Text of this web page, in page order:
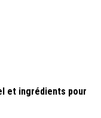
et ingrédients pour